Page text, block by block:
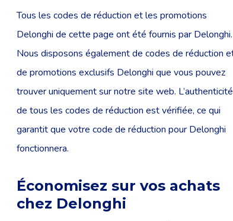
Tous les codes de réduction et les promotions
Delonghi de cette page ont été fournis par Delonghi.
Nous disposons également de codes de réduction
de promotions exclusifs Delonghi que vous pouvez
trouver uniquement sur notre site web. L’authenticité
de tous les codes de réduction est vérifiée, ce qui
garantit que votre code de réduction pour Delonghi
fonctionnera.
Économisez sur vos achats
chez Delonghi